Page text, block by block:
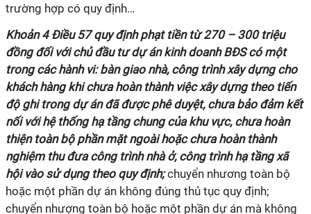
trường hợp có quy định…
Khoản 4 Điều 57 quy định phạt tiền từ 270 – 300 triệu
đồng đối với chủ đầu tư dự án kinh doanh BĐS có một
trong các hành vi: bàn giao nhà, công trình xây dựng cho
khách hàng khi chưa hoàn thành việc xây dựng theo tiến
độ ghi trong dự án đã được phê duyệt, chưa bảo đảm kết
nối với hệ thống hạ tầng chung của khu vực, chưa hoàn
thiện toàn bộ phần mặt ngoài hoặc chưa hoàn thành
nghiệm thu đưa công trình nhà ở, công trình hạ tầng xã
hội vào sử dụng theo quy định;chuyển nhương toàn bộ
hoặc một phần dự án không đúng thủ tục quy định;
chuyển nhượng toàn bộ hoặc một phần dự án mà không